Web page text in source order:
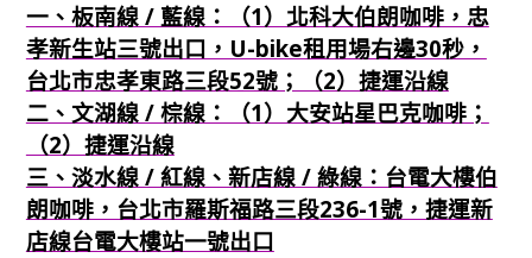
一、板南線 / 藍線：（1）北科大伯朗咖啡，忠
孝新生站三號出口，U-bike租用場右邊30秒，
台北市忠孝東路三段52號；（2）捷運沿線
二、文湖線 / 棕線：（1）大安站星巴克咖啡；
（2）捷運沿線
三、淡水線 / 紅線、新店線 / 綠線：台電大樓伯
朗咖啡，台北市羅斯福路三段236-1號，捷運新
店線台電大樓站一號出口